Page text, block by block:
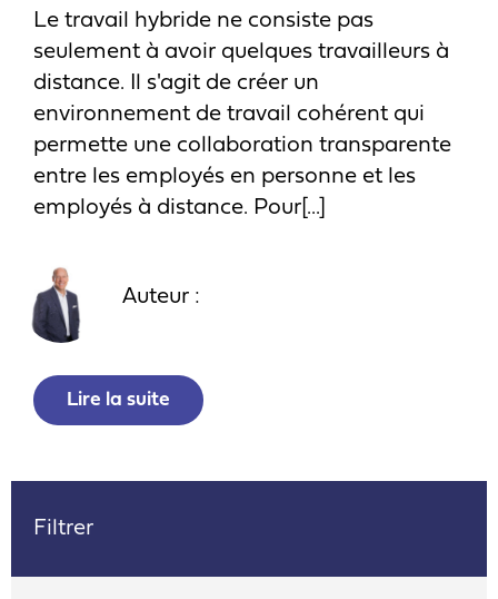
Le travail hybride ne consiste pas
seulement à avoir quelques travailleurs à
distance. Il s'agit de créer un
environnement de travail cohérent qui
permette une collaboration transparente
entre les employés en personne et les
employés à distance. Pour[...]
Auteur :
Lire la suite
Filtrer